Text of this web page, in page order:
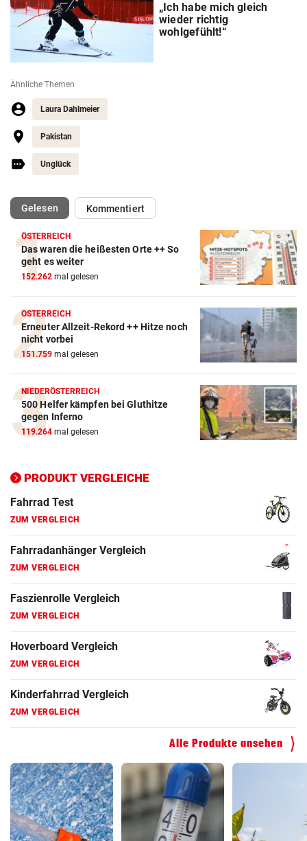
„Ich habe mich gleich
wieder richtig
wohlgefühlt!“
Ähnliche Themen
Laura Dahlmeier
Pakistan
Unglück
Gelesen(ausgewählt)Kommentiert
ÖSTERREICH
Das waren die heißesten Orte ++ So
geht es weiter
152.262 mal gelesen
ÖSTERREICH
Erneuter Allzeit-Rekord ++ Hitze noch
nicht vorbei
151.759 mal gelesen
NIEDERÖSTERREICH
500 Helfer kämpfen bei Gluthitze
gegen Inferno
119.264 mal gelesen
PRODUKT VERGLEICHE
Action-Cam Vergleich
ZUM VERGLEICH
Crosstrainer Vergleich
ZUM VERGLEICH
E-Bike Vergleich
ZUM VERGLEICH
Elektro-Scooter Vergleich
ZUM VERGLEICH
ZUM VERGLEICH
Fahrrad Test
ZUM VERGLEICH
Fahrradanhänger Vergleich
ZUM VERGLEICH
Faszienrolle Vergleich
ZUM VERGLEICH
Hoverboard Vergleich
ZUM VERGLEICH
Kinderfahrrad Vergleich
ZUM VERGLEICH
Alle Produkte ansehen